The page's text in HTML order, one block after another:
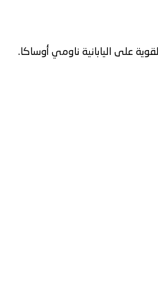
على اليابانية ناومي أوساكا.